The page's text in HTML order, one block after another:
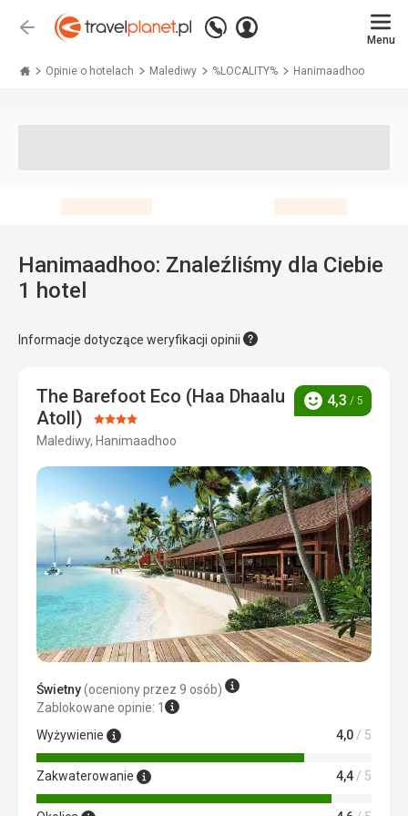
Wstecz
Zadzwoń
+48 71 771 76 55
Zaloguj
Menu
Opinie o hotelach Malediwy %LOCALITY% Hanimaadhoo
Hanimaadhoo: Znaleźliśmy dla Ciebie
1 hotel
Informacje dotyczące weryfikacji opinii
The Barefoot Eco (Haa Dhaalu
Atoll) Ocena:
4/5
Malediwy, Hanimaadhoo
Ocena
4,3 / 5
Świetny(oceniony przez 9 osób)
Zablokowane opinie: 1
Wyżywienie
4,0 / 5
Zakwaterowanie 4,4 / 5